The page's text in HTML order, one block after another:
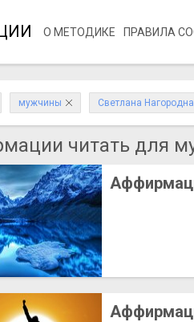
О МЕТОДИКЕ ПРАВИЛА
мужчины Светлана
читать для